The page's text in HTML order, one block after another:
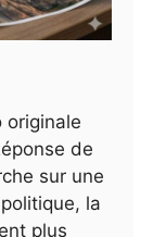
originale
de
sur une
la
plus